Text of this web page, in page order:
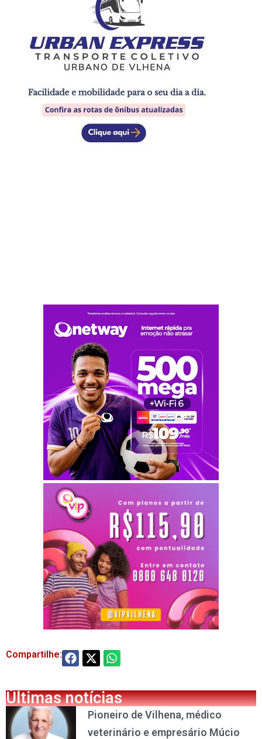
Compartilhe:
Últimas notícias
Pioneiro de Vilhena, médico
veterinário e empresário Múcio